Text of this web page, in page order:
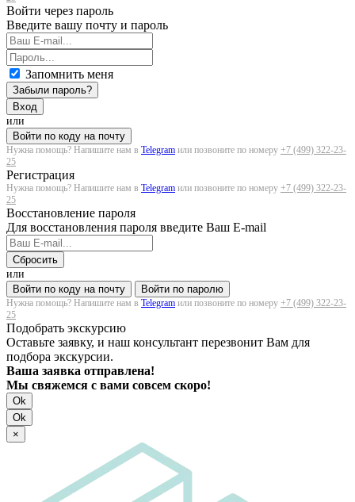
Войти через пароль
Введите вашу почту и пароль
Запомнить меня
Забыли пароль?
Вход
или
Войти по коду на почту
Нужна помощь? Напишите нам в Telegram или позвоните по номеру +7 (499) 322-23-
25
Регистрация
Нужна помощь? Напишите нам в Telegram или позвоните по номеру +7 (499) 322-23-
25
Восстановление пароля
Для восстановления пароля введите Ваш E-mail
Сбросить
или
Войти по коду на почту
Войти по паролю
Нужна помощь? Напишите нам в Telegram или позвоните по номеру +7 (499) 322-23-
25
Подобрать экскурсию
Оставьте заявку, и наш консультант перезвонит Вам для
подбора экскурсии.
Ваша заявка отправлена!
Мы свяжемся с вами совсем скоро!
Ok
Ok
×